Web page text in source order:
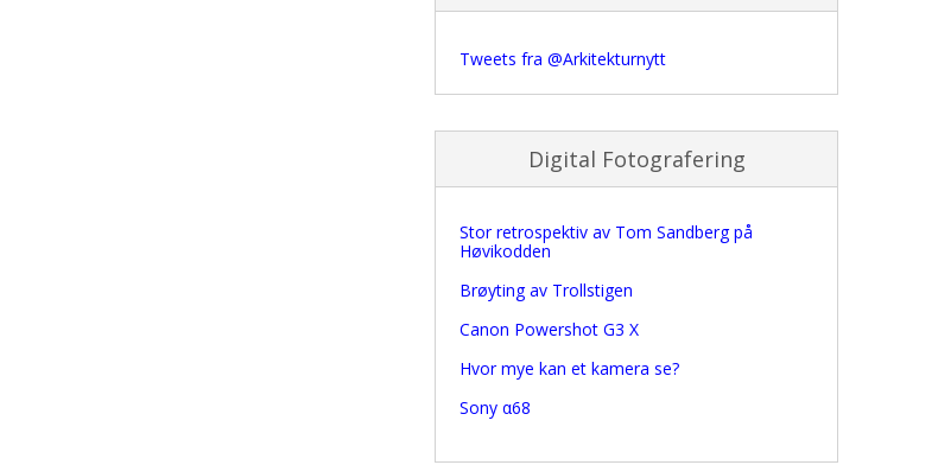
Tweets fra @Arkitekturnytt
Digital Fotografering
Stor retrospektiv av Tom Sandberg på
Høvikodden
Brøyting av Trollstigen
Canon Powershot G3 X
Hvor mye kan et kamera se?
Sony α68